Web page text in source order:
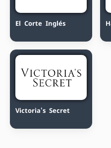
El Corte Inglés
Victoria's Secret